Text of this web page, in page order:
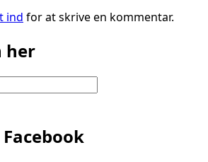
ind for at skrive en kommentar.
her